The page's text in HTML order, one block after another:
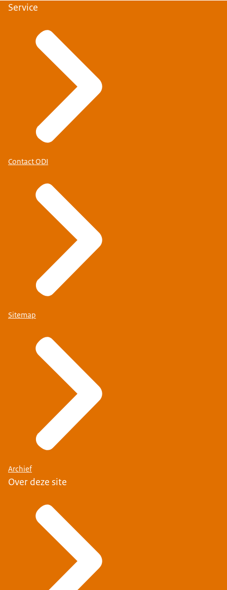
Service
Contact ODI
Sitemap
Archief
Over deze site